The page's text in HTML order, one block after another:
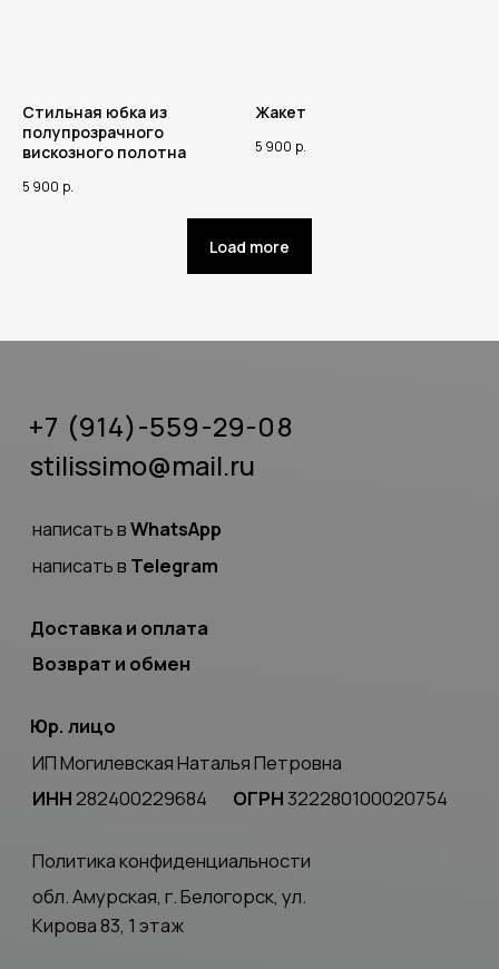
Стильная юбка из
полупрозрачного
вискозного полотна
5 900 р.
Жакет
5 900 р.
Load more